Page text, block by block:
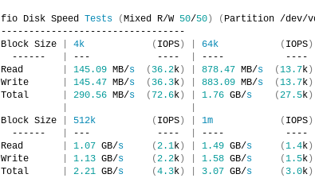
fio Disk Speed Tests (Mixed R/W 50/50) ( Partition /dev/
---------------------------------
Block Size
4k ( IOPS) 64k ( IOPS)
  ------
---            ----
----           ----
Read
145.09 MB/s ( 36.2k) 878.47 MB/s (13.7k)
Write
145.47 MB/s ( 36.3k) 883.09 MB/s (13.7k)
Total
290.56 MB/s ( 72.6k) 1.76 GB/s (27.5k)
Block Size
512k ( IOPS) 1m ( IOPS)
  ------
---            ----
----           ----
Read
1.07 GB/s (2.1k) 1.49 GB/s (1.4k)
Write
1.13 GB/s (2.2k) 1.58 GB/s (1.5k)
Total
2.21 GB/s (4.3k) 3.07 GB/s ( 3.0k)